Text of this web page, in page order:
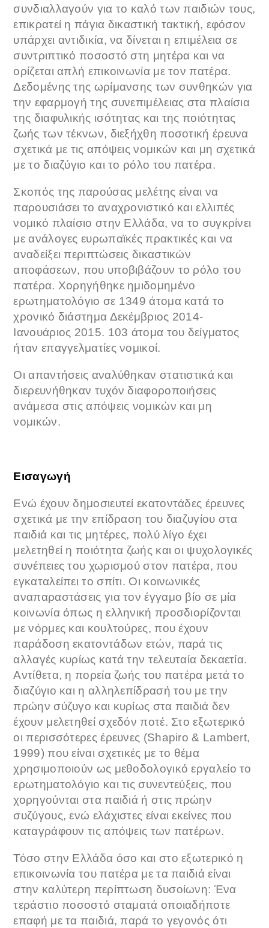
συνδιαλλαγούν για το καλό των παιδιών τους,
επικρατεί η πάγια δικαστική τακτική, εφόσον
υπάρχει αντιδικία, να δίνεται η επιμέλεια σε
συντριπτικό ποσοστό στη μητέρα και να
ορίζεται απλή επικοινωνία με τον πατέρα.
Δεδομένης της ωρίμανσης των συνθηκών για
την εφαρμογή της συνεπιμέλειας στα πλαίσια
της διαφυλικής ισότητας και της ποιότητας
ζωής των τέκνων, διεξήχθη ποσοτική έρευνα
σχετικά με τις απόψεις νομικών και μη σχετικά
με το διαζύγιο και το ρόλο του πατέρα.
Σκοπός της παρούσας μελέτης είναι να
παρουσιάσει το αναχρονιστικό και ελλιπές
νομικό πλαίσιο στην Ελλάδα, να το συγκρίνει
με ανάλογες ευρωπαϊκές πρακτικές και να
αναδείξει περιπτώσεις δικαστικών
αποφάσεων, που υποβιβάζουν το ρόλο του
πατέρα. Χορηγήθηκε ημιδομημένο
ερωτηματολόγιο σε 1349 άτομα κατά το
χρονικό διάστημα Δεκέμβριος 2014-
Ιανουάριος 2015. 103 άτομα του δείγματος
ήταν επαγγελματίες νομικοί.
Οι απαντήσεις αναλύθηκαν στατιστικά και
διερευνήθηκαν τυχόν διαφοροποιήσεις
ανάμεσα στις απόψεις νομικών και μη
νομικών.
Εισαγωγή
Ενώ έχουν δημοσιευτεί εκατοντάδες έρευνες
σχετικά με την επίδραση του διαζυγίου στα
παιδιά και τις μητέρες, πολύ λίγο έχει
μελετηθεί η ποιότητα ζωής και οι ψυχολογικές
συνέπειες του χωρισμού στον πατέρα, που
εγκαταλείπει το σπίτι. Οι κοινωνικές
αναπαραστάσεις για τον έγγαμο βίο σε μία
κοινωνία όπως η ελληνική προσδιορίζονται
με νόρμες και κουλτούρες, που έχουν
παράδοση εκατοντάδων ετών, παρά τις
αλλαγές κυρίως κατά την τελευταία δεκαετία.
Αντίθετα, η πορεία ζωής του πατέρα μετά το
διαζύγιο και η αλληλεπίδρασή του με την
πρώην σύζυγο και κυρίως στα παιδιά δεν
έχουν μελετηθεί σχεδόν ποτέ. Στο εξωτερικό
οι περισσότερες έρευνες (Shapiro & Lambert,
1999) που είναι σχετικές με το θέμα
χρησιμοποιούν ως μεθοδολογικό εργαλείο το
ερωτηματολόγιο και τις συνεντεύξεις, που
χορηγούνται στα παιδιά ή στις πρώην
συζύγους, ενώ ελάχιστες είναι εκείνες που
καταγράφουν τις απόψεις των πατέρων.
Τόσο στην Ελλάδα όσο και στο εξωτερικό η
επικοινωνία του πατέρα με τα παιδιά είναι
στην καλύτερη περίπτωση δυσοίωνη: Ένα
τεράστιο ποσοστό σταματά οποιαδήποτε
επαφή με τα παιδιά, παρά το γεγονός ότι